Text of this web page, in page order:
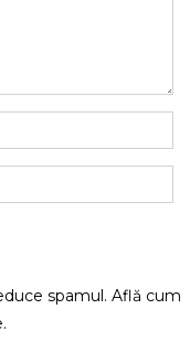
spamul. Află cum
.